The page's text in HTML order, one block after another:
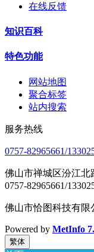
在线反馈
知识百科
特色功能
网站地图
聚合标签
站内搜索
服务热线
0757-82965661/
佛山市禅城区汾江北
0757-82965661/
佛山市恰图科技有限
Powered by MetInfo
繁体